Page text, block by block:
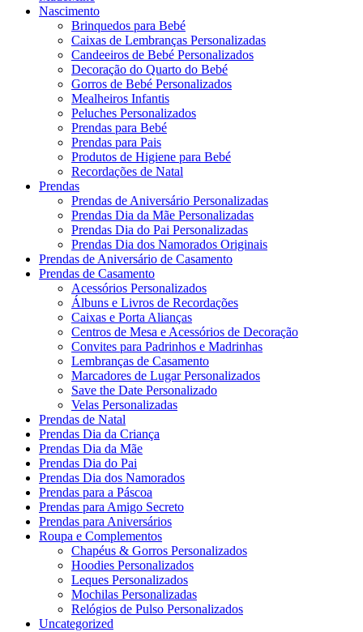
Nascimento
Brinquedos para Bebé
Caixas de Lembranças Personalizadas
Candeeiros de Bebé Personalizados
Decoração do Quarto do Bebé
Gorros de Bebé Personalizados
Mealheiros Infantis
Peluches Personalizados
Prendas para Bebé
Prendas para Pais
Produtos de Higiene para Bebé
Recordações de Natal
Prendas
Prendas de Aniversário Personalizadas
Prendas Dia da Mãe Personalizadas
Prendas Dia do Pai Personalizadas
Prendas Dia dos Namorados Originais
Prendas de Aniversário de Casamento
Prendas de Casamento
Acessórios Personalizados
Álbuns e Livros de Recordações
Caixas e Porta Alianças
Centros de Mesa e Acessórios de Decoração
Convites para Padrinhos e Madrinhas
Lembranças de Casamento
Marcadores de Lugar Personalizados
Save the Date Personalizado
Velas Personalizadas
Prendas de Natal
Prendas Dia da Criança
Prendas Dia da Mãe
Prendas Dia do Pai
Prendas Dia dos Namorados
Prendas para a Páscoa
Prendas para Amigo Secreto
Prendas para Aniversários
Roupa e Complementos
Chapéus & Gorros Personalizados
Hoodies Personalizados
Leques Personalizados
Mochilas Personalizadas
Relógios de Pulso Personalizados
Uncategorized